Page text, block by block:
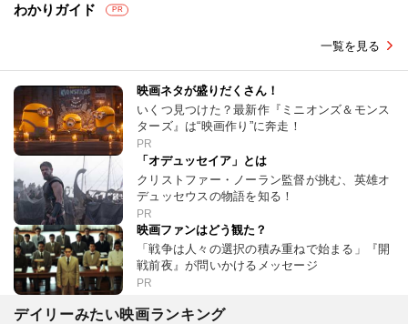
わかりガイド
PR
一覧を見る
映画ネタが盛りだくさん！
いくつ見つけた？最新作『ミニオンズ＆モンス
ターズ』は“映画作り”に奔走！
PR
「オデュッセイア」とは
クリストファー・ノーラン監督が挑む、英雄オ
デュッセウスの物語を知る！
PR
映画ファンはどう観た？
「戦争は人々の選択の積み重ねで始まる」『開
戦前夜』が問いかけるメッセージ
PR
デイリーみたい映画ランキング